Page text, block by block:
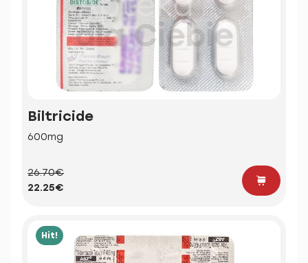
Biltricide
600mg
26.70€
22.25€
Hit!